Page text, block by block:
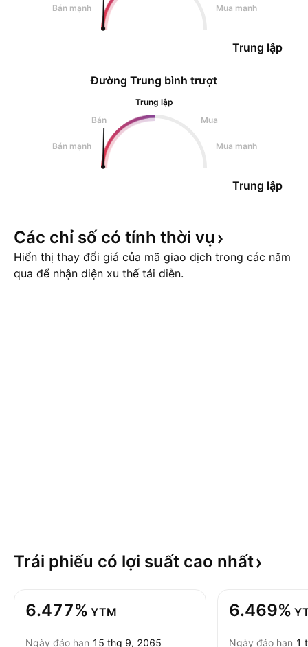
Bán mạnh Mua mạnh
Trung lập
Đường Trung bình trượt
Trung lập
Bán
Mua
Bán mạnh Mua mạnh
Trung lập
Các chỉ số có tính thời vụ
Hiển thị thay đổi giá của mã giao dịch trong các năm
qua để nhận diện xu thế tái diễn.
Trái phiếu có lợi suất cao nhất
6.477% YTM
Ngày đáo hạn 15 thg 9, 2065
6.469%
Ngày đáo hạn 1